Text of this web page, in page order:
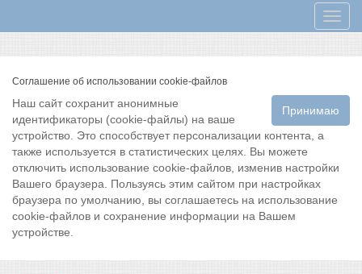
Меню
Соглашение об использовании cookie-файлов
Принимаю
Наш сайт сохранит анонимные
идентификаторы (cookie-файлы) на ваше
устройство. Это способствует персонализации контента, а
также используется в статистических целях. Вы можете
отключить использование cookie-файлов, изменив настройки
Вашего браузера. Пользуясь этим сайтом при настройках
браузера по умолчанию, вы соглашаетесь на использование
cookie-файлов и сохранение информации на Вашем
устройстве.